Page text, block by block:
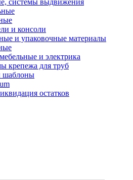
системы выдвижения
и консоли
и упаковочные материалы
и электрика
крепежа для труб
шаблоны
остатков